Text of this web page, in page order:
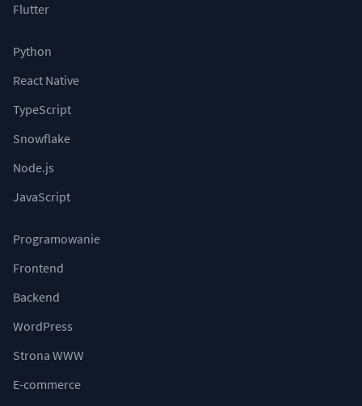
Flutter
Python
React Native
TypeScript
Snowflake
Node.js
JavaScript
Programowanie
Frontend
Backend
WordPress
Strona WWW
E-commerce